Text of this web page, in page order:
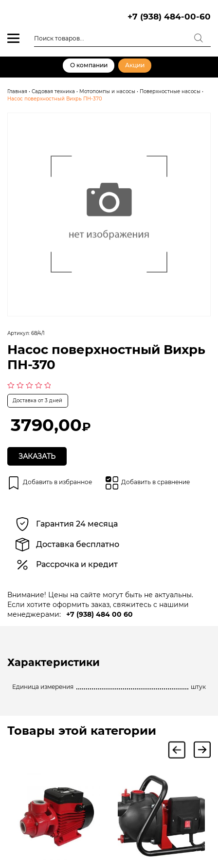
+7 (938) 484-00-60
товаров
О компании Акции
Главная • Садовая техника • Мотопомпы и насосы • Поверхностные насосы •
Насос поверхностный Вихрь ПН-370
Артикул: 68/4/1
Насос поверхностный Вихрь
ПН-370
Оценка
из
Доставка от 3 дней
3790,00₽
ЗАКАЗАТЬ
Добавить в избранное Добавить в сравнение
Гарантия 24 месяца
Доставка бесплатно
Рассрочка и кредит
Внимание! Цены на сайте могут быть не актуальны.
Если хотите оформить заказ, свяжитесь с нашими
менеджерами:
+7 (938) 484 00 60
Характеристики
Единица измерения штук
Товары этой категории